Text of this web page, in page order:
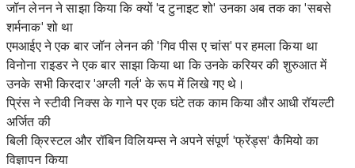
जॉन लेनन ने साझा किया कि क्यों 'द टुनाइट शो' उनका अब तक का 'सबसे
शर्मनाक' शो था
एमआईए ने एक बार जॉन लेनन की 'गिव पीस ए चांस' पर हमला किया था
विनोना राइडर ने एक बार साझा किया था कि उनके करियर की शुरुआत में
उनके सभी किरदार 'अग्ली गर्ल' के रूप में लिखे गए थे।
प्रिंस ने स्टीवी निक्स के गाने पर एक घंटे तक काम किया और आधी रॉयल्टी
अर्जित की
बिली क्रिस्टल और रॉबिन विलियम्स ने अपने संपूर्ण 'फ्रेंड्स' कैमियो का
विज्ञापन किया